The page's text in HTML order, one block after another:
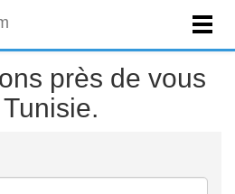
près de vous